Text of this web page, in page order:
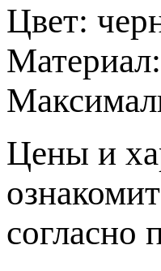
Цвет:
Материал:
Цeны и
согласно